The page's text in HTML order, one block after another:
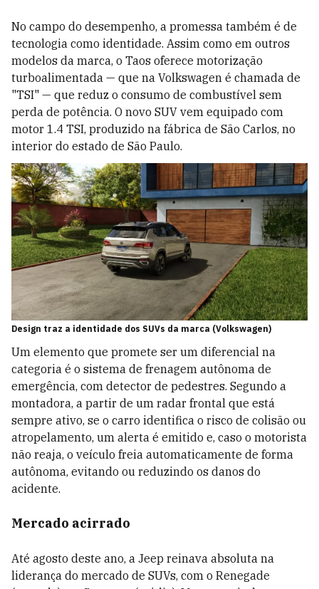
No campo do desempenho, a promessa também é de
tecnologia como identidade. Assim como em outros
modelos da marca, o Taos oferece motorização
turboalimentada — que na Volkswagen é chamada de
"TSI" — que reduz o consumo de combustível sem
perda de potência. O novo SUV vem equipado com
motor 1.4 TSI, produzido na fábrica de São Carlos, no
interior do estado de São Paulo.
Design traz a identidade dos SUVs da marca (Volkswagen)
Um elemento que promete ser um diferencial na
categoria é o sistema de frenagem autônoma de
emergência, com detector de pedestres. Segundo a
montadora, a partir de um radar frontal que está
sempre ativo, se o carro identifica o risco de colisão ou
atropelamento, um alerta é emitido e, caso o motorista
não reaja, o veículo freia automaticamente de forma
autônoma, evitando ou reduzindo os danos do
acidente.
Mercado acirrado
Até agosto deste ano, a Jeep reinava absoluta na
liderança do mercado de SUVs, com o Renegade